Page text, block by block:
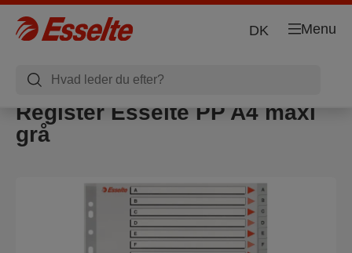
Menu
DK
Register Esselte PP A4 maxi
grå